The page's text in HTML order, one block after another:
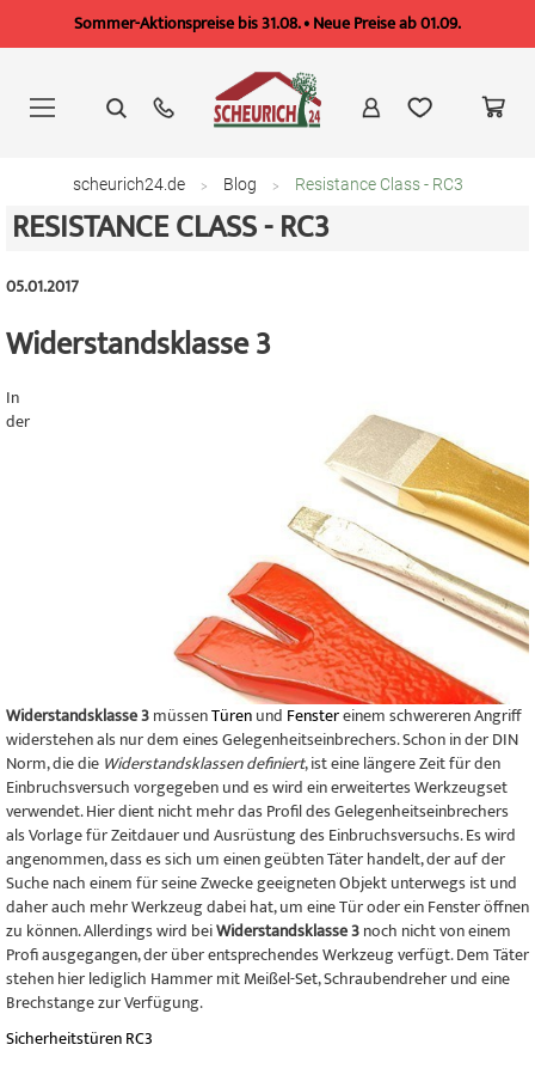
Sommer-Aktionspreise bis 31.08. • Neue Preise ab 01.09.
springen
scheurich24.de Blog Resistance Class - RC3
RESISTANCE CLASS - RC3
05.01.2017
Widerstandsklasse 3
In
der
Widerstandsklasse 3müssenTürenund Fenstereinem schwereren Angriff
widerstehen als nur dem eines Gelegenheitseinbrechers. Schon in der DIN
Norm, die die Widerstandsklassen definiert, ist eine längere Zeit für den
Einbruchsversuch vorgegeben und es wird ein erweitertes Werkzeugset
verwendet. Hier dient nicht mehr das Profil des Gelegenheitseinbrechers
als Vorlage für Zeitdauer und Ausrüstung des Einbruchsversuchs. Es wird
angenommen, dass es sich um einen geübten Täter handelt, der auf der
Suche nach einem für seine Zwecke geeigneten Objekt unterwegs ist und
daher auch mehr Werkzeug dabei hat, um eine Tür oder ein Fenster öffnen
zu können. Allerdings wird beiWiderstandsklasse 3noch nicht von einem
Profi ausgegangen, der über entsprechendes Werkzeug verfügt. Dem Täter
stehen hier lediglich Hammer mit Meißel-Set, Schraubendreher und eine
Brechstange zur Verfügung.
Sicherheitstüren RC3